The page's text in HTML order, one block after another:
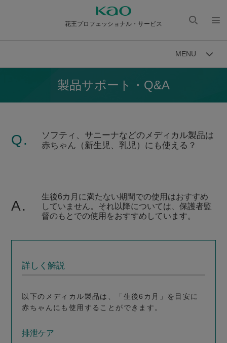
花王プロフェッショナル・サービス
く
MENU
製品サポート・Q&A
Q.
ソフティ、サニーナなどのメディカル製品は
赤ちゃん（新生児、乳児）にも使える？
A.
生後6カ月に満たない期間での使用はおすすめ
していません。それ以降については、保護者監
督のもとでの使用をおすすめしています。
詳しく解説
以下のメディカル製品は、「生後6カ月」を目安に
赤ちゃんにも使用することができます。
排泄ケア